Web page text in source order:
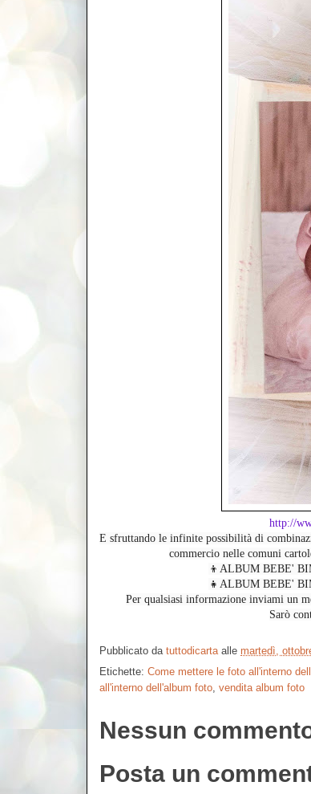
http://
E sfruttando le infinite possibilità di
commercio nelle comuni
👦ALBUM BEBE'
👧ALBUM BEBE'
Per qualsiasi informazione inviami un
Sarò
Pubblicato da tuttodicarta alle martedì,
Etichette: Come mettere le foto all'interno
all'interno dell'album foto, vendita album foto
Nessun
Posta un